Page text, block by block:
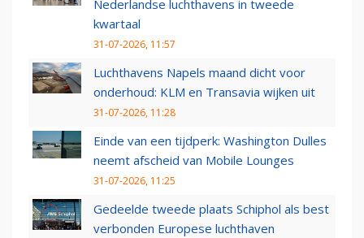
Nederlandse luchthavens in tweede
kwartaal
31-07-2026, 11:57
Luchthavens Napels maand dicht voor
onderhoud: KLM en Transavia wijken uit
31-07-2026, 11:28
Einde van een tijdperk: Washington Dulles
neemt afscheid van Mobile Lounges
31-07-2026, 11:25
Gedeelde tweede plaats Schiphol als best
verbonden Europese luchthaven